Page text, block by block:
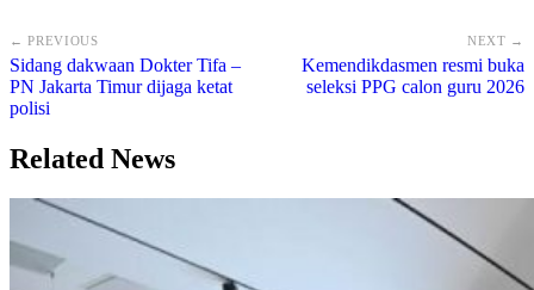
← PREVIOUS
Sidang dakwaan Dokter Tifa –
PN Jakarta Timur dijaga ketat
polisi
NEXT →
Kemendikdasmen resmi buka
seleksi PPG calon guru 2026
Related News